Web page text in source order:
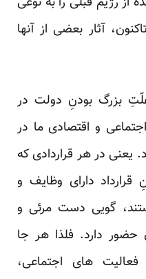
آثار بعضی از آنها
بزرگ بودنِ دولت در
و اقتصادی ما در
در هر قراردادی که
دارای وظایف و
گویی دست مرئی و
حضور دارد. فلذا هر جا
های اجتماعی،